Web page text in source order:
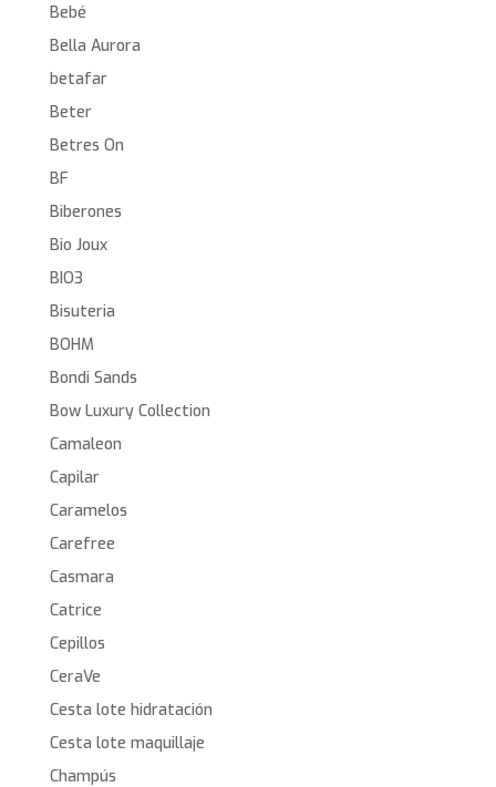
Bebé
Bella Aurora
betafar
Beter
Betres On
BF
Biberones
Bio Joux
BIO3
Bisuteria
BOHM
Bondi Sands
Bow Luxury Collection
Camaleon
Capilar
Caramelos
Carefree
Casmara
Catrice
Cepillos
CeraVe
Cesta lote hidratación
Cesta lote maquillaje
Champús